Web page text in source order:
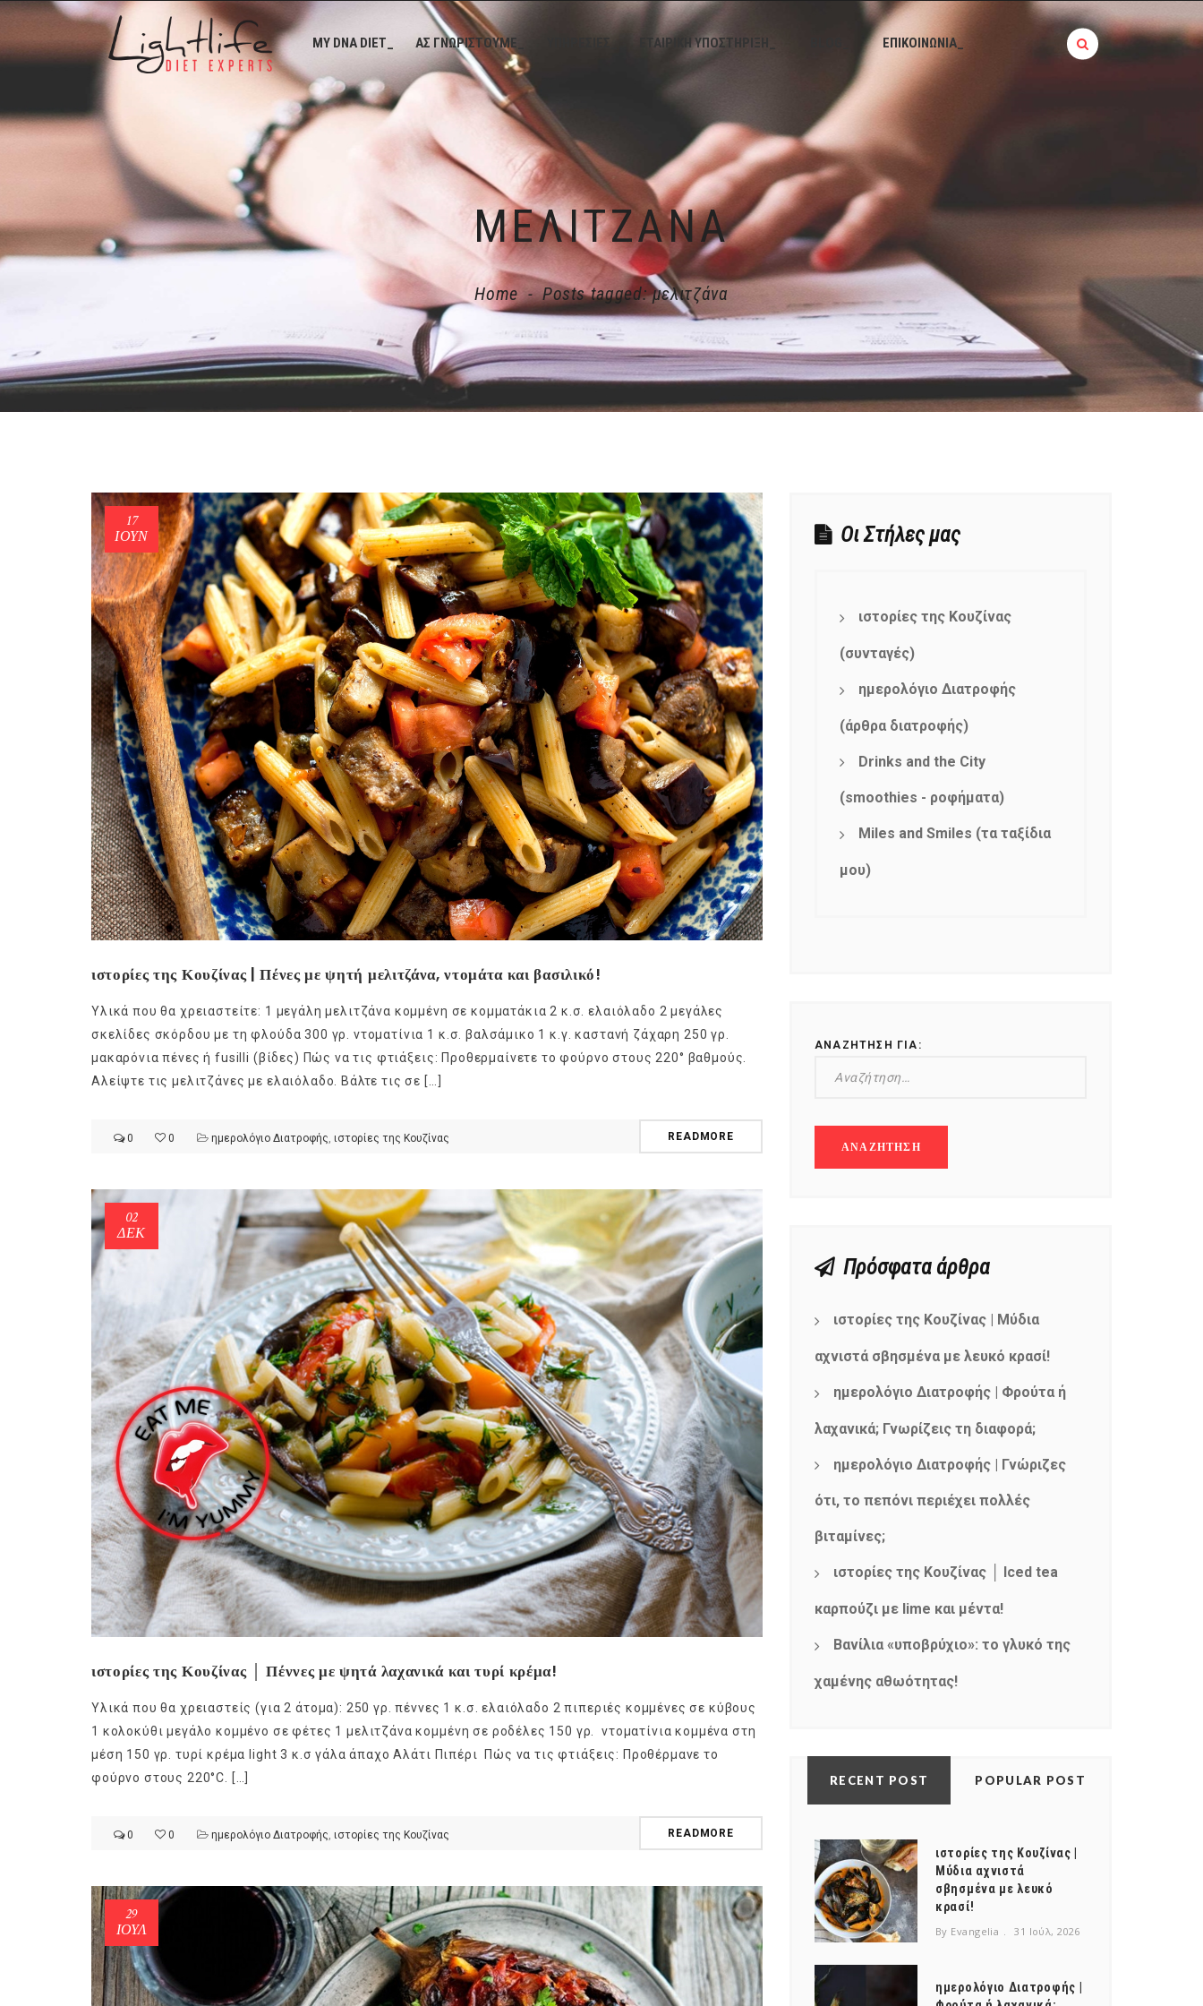
MY DNA DIET_ ΑΣ ΓΝΩΡΙΣΤΟΥΜΕ_ ΕΤΑΙΡΙΚΗ ΥΠΟΣΤΗΡΙΞΗ_ ΕΠΙΚΟΙΝΩΝΙΑ_
ΜΕΛΙΤΖΆΝΑ
Home - Posts tagged: μελιτζάνα
17
ΙΟΎΝ
ιστορίες της Κουζίνας | Πένες με ψητή μελιτζάνα, ντομάτα και βασιλικό!
Υλικά που θα χρειαστείτε: 1 μεγάλη μελιτζάνα κομμένη σε κομματάκια 2 κ.σ. ελαιόλαδο 2 μεγάλες
σκελίδες σκόρδου με τη φλούδα 300 γρ. ντοματίνια 1 κ.σ. βαλσάμικο 1 κ.γ. καστανή ζάχαρη 250 γρ.
μακαρόνια πένες ή fusilli (βίδες) Πώς να τις φτιάξεις: Προθερμαίνετε το φούρνο στους 220° βαθμούς.
Αλείψτε τις μελιτζάνες με ελαιόλαδο. Βάλτε τις σε […]
0 0 ημερολόγιο Διατροφής, ιστορίες της Κουζίνας READMORE
02
ΔΕΚ
ιστορίες της Κουζίνας │ Πέννες με ψητά λαχανικά και τυρί κρέμα!
Υλικά που θα χρειαστείς (για 2 άτομα): 250 γρ. πέννες 1 κ.σ. ελαιόλαδο 2 πιπεριές κομμένες σε κύβους
1 κολοκύθι μεγάλο κομμένο σε φέτες 1 μελιτζάνα κομμένη σε ροδέλες 150 γρ. ντοματίνια κομμένα στη
μέση 150 γρ. τυρί κρέμα light 3 κ.σ γάλα άπαχο Αλάτι Πιπέρι Πώς να τις φτιάξεις: Προθέρμανε το
φούρνο στους 220°C. […]
0 0 ημερολόγιο Διατροφής, ιστορίες της Κουζίνας READMORE
29
ΙΟΎΛ
Οι Στήλες μας
ιστορίες της Κουζίνας
(συνταγές)
ημερολόγιο Διατροφής
(άρθρα διατροφής)
Drinks and the City
(smoothies - ροφήματα)
Miles and Smiles (τα ταξίδια
μου)
ΑΝΑΖΉΤΗΣΗ ΓΙΑ:
Πρόσφατα άρθρα
ιστορίες της Κουζίνας | Μύδια
αχνιστά σβησμένα με λευκό κρασί!
ημερολόγιο Διατροφής | Φρούτα ή
λαχανικά; Γνωρίζεις τη διαφορά;
ημερολόγιο Διατροφής | Γνώριζες
ότι, το πεπόνι περιέχει πολλές
βιταμίνες;
ιστορίες της Κουζίνας │ Iced tea
καρπούζι με lime και μέντα!
Βανίλια «υποβρύχιο»: το γλυκό της
χαμένης αθωότητας!
RECENT POST POPULAR POST
ιστορίες της Κουζίνας |
Μύδια αχνιστά
σβησμένα με λευκό
κρασί!
By Evangelia 31 Ιούλ, 2026
ημερολόγιο Διατροφής |